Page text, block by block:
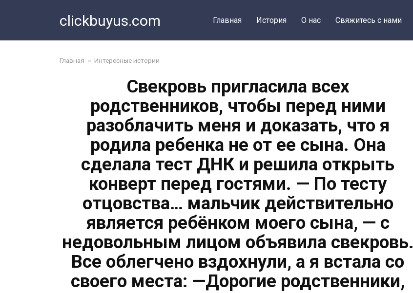
clickbuyus.com Главная История О нас Свяжитесь с нами
Главная » Интересные истории
Свекровь пригласила всех
родственников, чтобы перед ними
разоблачить меня и доказать, что я
родила ребенка не от ее сына. Она
сделала тест ДНК и решила открыть
конверт перед гостями. — По тесту
отцовства… мальчик действительно
является ребёнком моего сына, — с
недовольным лицом объявила свекровь.
Все облегчено вздохнули, а я встала со
своего места: —Дорогие родственники,